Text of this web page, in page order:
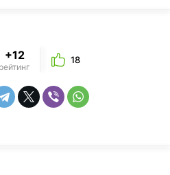
+12
рейтинг
18